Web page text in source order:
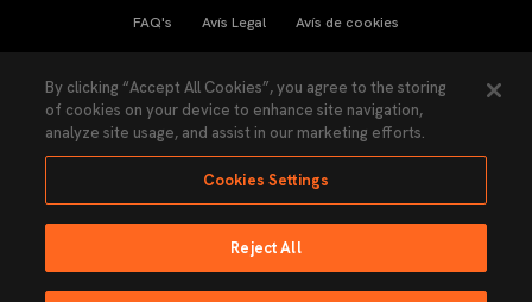
FAQ's Avís Legal Avís de cookies
Llei de Transparència Política de Privacitat
Accessibilitat
Ninguna parte de esta página puede ser reproducida sin el permiso del Valencia
By clicking “Accept All Cookies”, you agree to the storing
of cookies on your device to enhance site navigation,
analyze site usage, and assist in our marketing efforts.
Cookies Settings
Reject All